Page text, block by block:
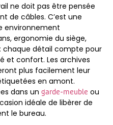
ne doit pas être pensée
de câbles. C’est une
environnement
ergonomie du siège,
chaque détail compte pour
et confort. Les archives
plus facilement leur
en amont.
dans un garde-meuble ou
idéale de libèrer de
le bureau.